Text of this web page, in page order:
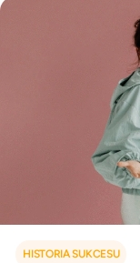
HISTORIA SUKCESU